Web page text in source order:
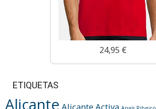
24,95 €
ETIQUETAS
Alicante